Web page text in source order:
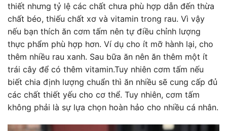
thiết nhưng tỷ lệ các chất chưa phù hợp dẫn đến thừa
chất béo, thiếu chất xơ và vitamin trong rau. Vì vậy
nếu bạn thích ăn cơm tấm nên tự điều chỉnh lượng
thực phẩm phù hợp hơn. Ví dụ cho ít mỡ hành lại, cho
thêm nhiều rau xanh. Sau bữa ăn nên ăn thêm một ít
trái cây để có thêm vitamin.Tuy nhiên cơm tấm nếu
biết chia định lượng chuẩn thì ăn nhiều sẽ cung cấp đủ
các chất thiết yếu cho cơ thể. Tuy nhiên, cơm tấm
không phải là sự lựa chọn hoàn hảo cho nhiều cá nhân.